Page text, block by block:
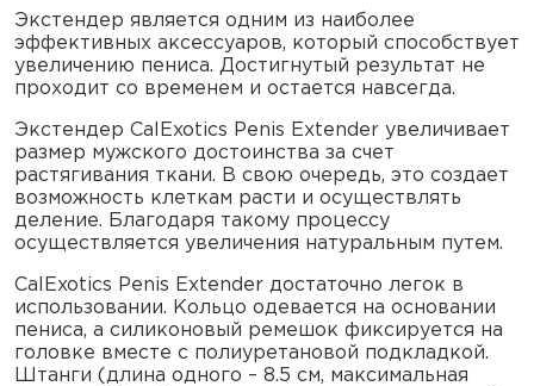
Экстендер является одним из наиболее
эффективных аксессуаров, который способствует
увеличению пениса. Достигнутый результат не
проходит со временем и остается навсегда.
Экстендер CalExotics Penis Extender увеличивает
размер мужского достоинства за счет
растягивания ткани. В свою очередь, это создает
возможность клеткам расти и осуществлять
деление. Благодаря такому процессу
осуществляется увеличения натуральным путем.
CalExotics Penis Extender достаточно легок в
использовании. Кольцо одевается на основании
пениса, а силиконовый ремешок фиксируется на
головке вместе с полиуретановой подкладкой.
Штанги (длина одного – 8.5 см, максимальная